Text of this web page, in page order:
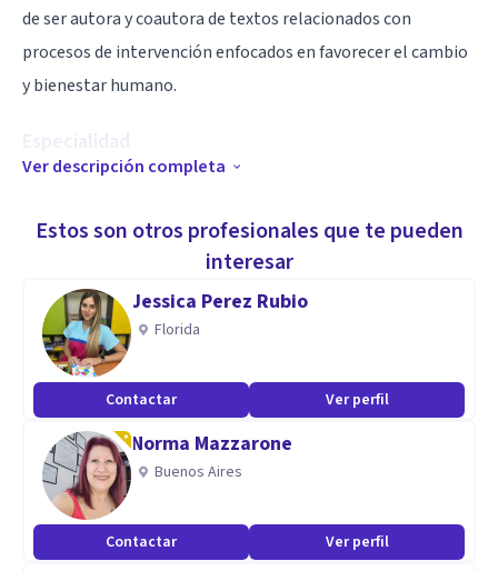
de ser autora y coautora de textos relacionados con
procesos de intervención enfocados en favorecer el cambio
y bienestar humano.
Especialidad
Abordo problemáticas relacionadas con depresión,
diferentes etapas de la vida, abordaje de emociones, toma
Aptitudes
Existen instrucciones en la vida, pero no existen
instrucciones para la vida, por ello cada día puede venir
cargado de incertidumbres y también de posibilidades,
contácteme para acompañarte a descubrirlas y
gestionarlas.
Ver descripción completa
Estos son otros profesionales que te pueden
interesar
Jessica Perez Rubio
Florida
Contactar Ver perfil
Norma Mazzarone
Buenos Aires
Contactar Ver perfil